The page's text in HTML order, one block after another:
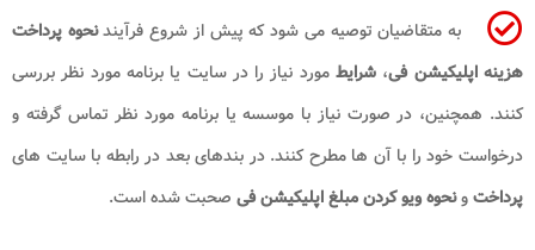
به متقاضیان توصیه می شود که پیش از شروع فرآیندنحوه پرداخت
هزینه اپلیکیشن فی، شرایطمورد نیاز را در سایت یا برنامه مورد نظر بررسی
کنند. همچنین، در صورت نیاز با موسسه یا برنامه مورد نظر تماس گرفته و
درخواست خود را با آن ها مطرح کنند. در بندهای بعد در رابطه با سایت های
پرداختونحوه ویو کردن مبلغ اپلیکیشن فی صحبت شده است.